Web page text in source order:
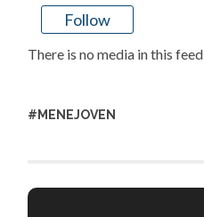
Follow
There is no media in this feed
#MENEJOVEN